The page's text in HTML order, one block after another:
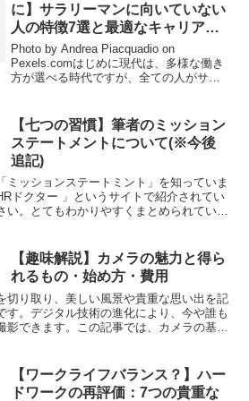
に】サラリーマンに向いていない
人の特徴7選と最適なキャリアパ
ス
Photo by Andrea Piacquadio on
Pexels.comはじめに現代は、多様な働き
方が選べる時代ですが、全ての人がサラ
じて、自分に合ったキャリア...
【七つの習慣】筆者のミッション
ステートメントについて(※今後
追記)
ミッションステートミント」を知っていま
ドクター 」というサイトで紹介されてい
い。とてもわかりやすくまとめられていま
【趣味解説】カメラの魅力と得ら
れるもの・始め方・費用
切り取り、美しい風景や貴重な思い出を記
す。デジタル技術の進化により、今や誰も
できます。この記事では、カメラの基本
【ワークライフバランス？】ハー
ドワークの再評価：7つの貴重な